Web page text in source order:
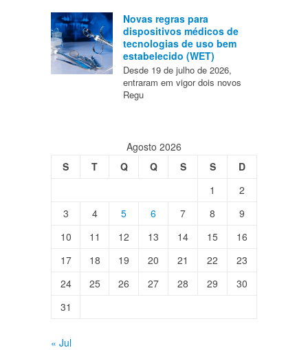
Novas regras para
dispositivos médicos de
tecnologias de uso bem
estabelecido (WET)
Desde 19 de julho de 2026,
entraram em vigor dois novos
Regu
Agosto 2026
S
T Q Q S S
D
1
2
3
4 5 6 7 8
9
10
11 12 13 14 15
16
17
18 19 20 21 22
23
24
25 26 27 28 29
30
31
« Jul